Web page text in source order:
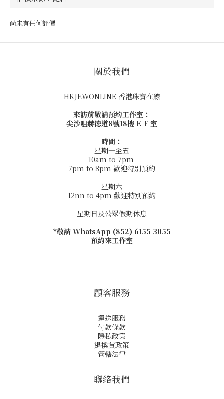
尚未有任何評價
關於我們
HKJEWONLINE 香港珠寶在線
來訪前敬請預約工作室：
尖沙咀赫德道8號18樓 E-F 室
時間：
星期一至五
10am to 7pm
7pm to 8pm 歡迎特別預約
星期六
12nn to 4pm 歡迎特別預約
星期日及公眾假期休息
*敬請 WhatsApp (852) 6155 3055
預約來工作室
顧客服務
運送服務
付款條款
隱私政策
退換貨政策
管轄法律
聯絡我們